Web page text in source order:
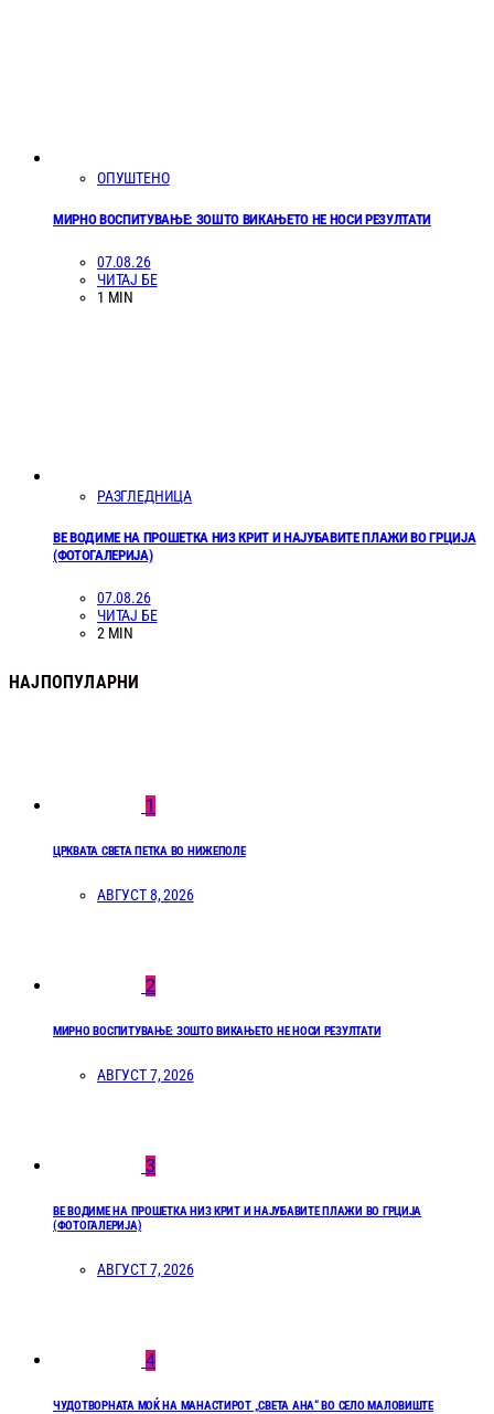
ОПУШТЕНО
МИРНО ВОСПИТУВАЊЕ: ЗОШТО ВИКАЊЕТО НЕ НОСИ РЕЗУЛТАТИ
07.08.26
ЧИТАЈ БЕ
1 MIN
РАЗГЛЕДНИЦА
ВЕ ВОДИМЕ НА ПРОШЕТКА НИЗ КРИТ И НАЈУБАВИТЕ ПЛАЖИ ВО ГРЦИЈА
(ФОТОГАЛЕРИЈА)
07.08.26
ЧИТАЈ БЕ
2 MIN
НАЈПОПУЛАРНИ
1
ЦРКВАТА СВЕТА ПЕТКА ВО НИЖЕПОЛЕ
АВГУСТ 8, 2026
2
МИРНО ВОСПИТУВАЊЕ: ЗОШТО ВИКАЊЕТО НЕ НОСИ РЕЗУЛТАТИ
АВГУСТ 7, 2026
3
ВЕ ВОДИМЕ НА ПРОШЕТКА НИЗ КРИТ И НАЈУБАВИТЕ ПЛАЖИ ВО ГРЦИЈА
(ФОТОГАЛЕРИЈА)
АВГУСТ 7, 2026
4
ЧУДОТВОРНАТА МОЌ НА МАНАСТИРОТ „СВЕТА АНА“ ВО СЕЛО МАЛОВИШТЕ